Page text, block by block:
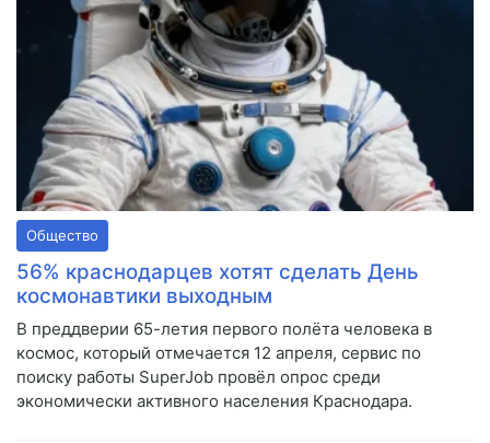
Общество
56% краснодарцев хотят сделать День
космонавтики выходным
В преддверии 65-летия первого полёта человека в
космос, который отмечается 12 апреля, сервис по
поиску работы SuperJob провёл опрос среди
экономически активного населения Краснодара.